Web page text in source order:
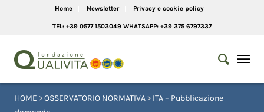
Home Newsletter Privacy e cookie policy
TEL: +39 0577 1503049 WHATSAPP: +39 375 6797337
HOME >OSSERVATORIO NORMATIVA > ITA – Pubblicazione